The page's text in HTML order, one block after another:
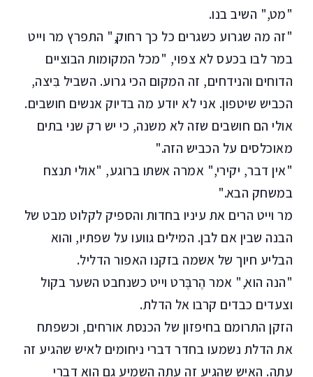
"מט," השיב בנו.
"זה מה שגרוע כשגרים כל כך רחוק," התפרץ מר וייט
במר לבו בכעס לא צפוי, "מכל המקומות הבוציים
הדוחים והנידחים, זה המקום הכי גרוע. השביל בִּיצה,
הכביש שיטפון. אני לא יודע מה בדיוק אנשים חושבים.
אולי הם חושבים שזה לא משנה, כי יש רק שני בתים
מאוכלסים על הכביש הזה."
"אין דבר, יקירי," אמרה אשתו ברוגע, "אולי תנצח
במשחק הבא."
מר וייט הרים את עיניו בחדות והספיק לקלוט מבט של
הבנה שבין אם לבן. המילים גוועו על שפתיו, והוא
הבליע חיוך של אשמה בזקנו האפור הדליל.
"הנה הוא," אמר הֶרבֶּרט וייט כשנחבט השער בקול
וצעדים כבדים קרבו אל הדלת.
הזקן התרומם בחיפזון של הכנסת אורחים, וכשפתח
את הדלת נשמעו בחדר דברי ניחומים לאיש שהגיע זה
עתה. האיש שהגיע זה עתה השמיע גם הוא דברי